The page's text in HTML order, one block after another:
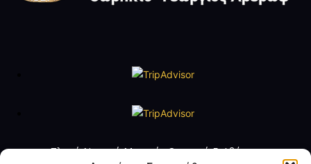
Πλωτό Ναυτικό Μουσείο Θωρηκτό Γ. Αβέρωφ